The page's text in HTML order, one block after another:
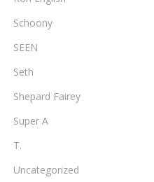
Schoony
SEEN
Seth
Shepard Fairey
Super A
T.
Uncategorized